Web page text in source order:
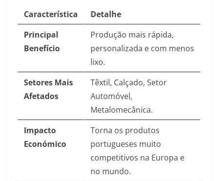
Característica
Detalhe
Principal
Benefício
Produção mais rápida,
personalizada e com menos
lixo.
Setores Mais
Afetados
Têxtil, Calçado, Setor
Automóvel,
Metalomecânica.
Impacto
Económico
Torna os produtos
portugueses muito
competitivos na Europa e
no mundo.